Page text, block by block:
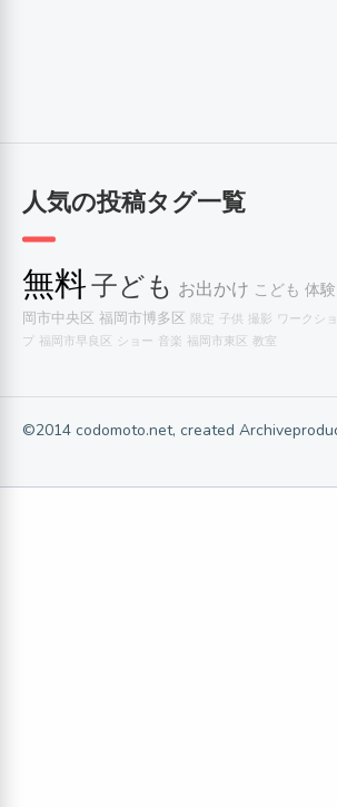
人気の投稿タグ一覧
無料子ども お出かけ こども 体験
岡市中央区 福岡市博多区 限定 子供 撮影 ワークシ
プ 福岡市早良区 ショー 音楽 福岡市東区 教室
©2014 codomoto.net, created